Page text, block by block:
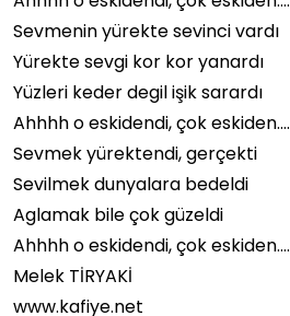
Sevmenin yürekte sevinci vardı
Yürekte sevgi kor kor yanardı
Yüzleri keder degil işik sarardı
Ahhhh o eskidendi, çok eskiden….
Sevmek yürektendi, gerçekti
Sevilmek dunyalara bedeldi
Aglamak bile çok güzeldi
Ahhhh o eskidendi, çok eskiden….
Melek TİRYAKİ
www.kafiye.net